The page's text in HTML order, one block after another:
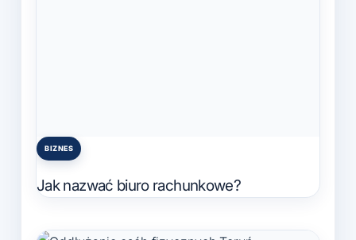
Posted
BIZNES
Jak nazwać biuro rachunkowe?